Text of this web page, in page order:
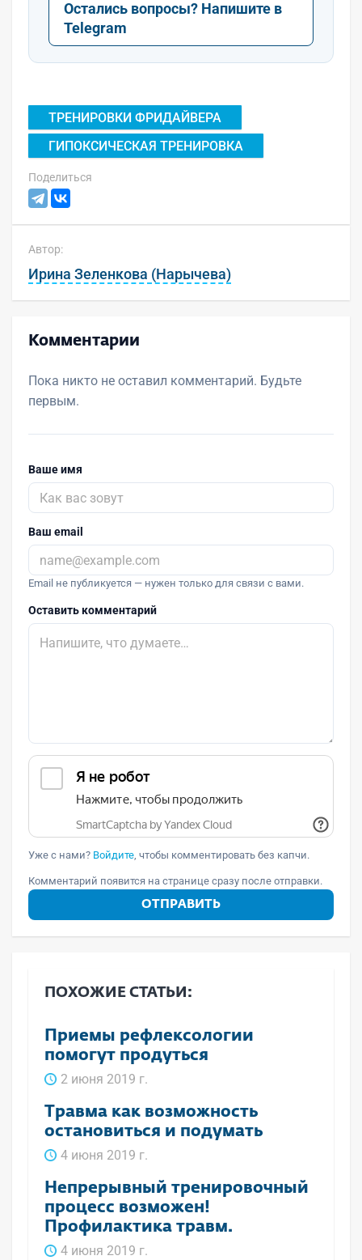
Остались вопросы? Напишите в
Telegram
ТРЕНИРОВКИ ФРИДАЙВЕРА
ГИПОКСИЧЕСКАЯ ТРЕНИРОВКА
Поделиться
Автор:
Ирина Зеленкова (Нарычева)
Комментарии
Пока никто не оставил комментарий. Будьте
первым.
Ваше имя
Ваш email
Email не публикуется — нужен только для связи с вами.
Оставить комментарий
Уже с нами? Войдите, чтобы комментировать без капчи.
Комментарий появится на странице сразу после отправки.
ОТПРАВИТЬ
ПОХОЖИЕ СТАТЬИ:
Приемы рефлексологии
помогут продуться
2 июня 2019 г.
Травма как возможность
остановиться и подумать
4 июня 2019 г.
Непрерывный тренировочный
процесс возможен!
Профилактика травм.
4 июня 2019 г.